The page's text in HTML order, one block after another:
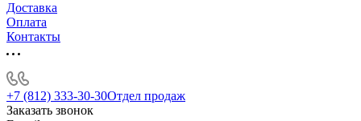
Доставка
Оплата
Контакты
+7 (812) 333-30-30Отдел продаж
Заказать звонок